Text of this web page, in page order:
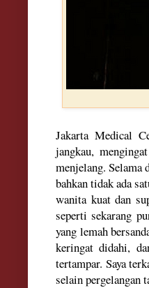
Jakarta Medical
jangkau,
menjelang. Selama
bahkan tidak ada
wanita kuat dan su
seperti sekarang
yang lemah
keringat didahi,
tertampar. Sayaterk
selainpergelangan